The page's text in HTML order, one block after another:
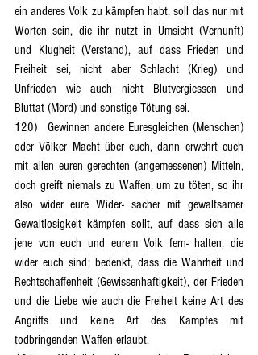
ein anderes Volk zu kämpfen habt, soll das nur mit
Worten sein, die ihr nutzt in Umsicht (Vernunft)
und Klugheit (Verstand), auf dass Frieden und
Freiheit sei, nicht aber Schlacht (Krieg) und
Unfrieden wie auch nicht Blutvergiessen und
Bluttat (Mord) und sonstige Tötung sei.
120)	Gewinnen andere Euresgleichen (Menschen)
oder Völker Macht über euch, dann erwehrt euch
mit allen euren gerechten (angemessenen) Mitteln,
doch greift niemals zu Waffen, um zu töten, so ihr
also wider eure Wider- sacher mit gewaltsamer
Gewaltlosigkeit kämpfen sollt, auf dass sich alle
jene von euch und eurem Volk fern- halten, die
wider euch sind; bedenkt, dass die Wahrheit und
Rechtschaffenheit (Gewissenhaftigkeit), der Frieden
und die Liebe wie auch die Freiheit keine Art des
Angriffs und keine Art des Kampfes mit
todbringenden Waffen erlaubt.